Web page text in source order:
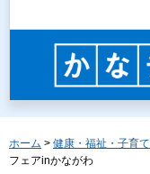
ホーム > 健康・福祉・子育て
フェアinかながわ